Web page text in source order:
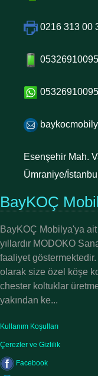
0216 313 00
05326910095
05326910095
Esenşehir Mah.
Ümraniye/
BayKOÇ
BayKOÇ Mobilya'ya ait
yıllardır MODOKO
faaliyet
olarak size özel köşe
chester koltuklar
yakından ke...
Kullanım Koşulları
Çerezler ve Gizlilik
Facebook